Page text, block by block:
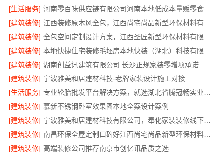
[生活服务]
河南零百味供应链有限公司河南本地低成本量贩零食全域盈利
[建筑装修]
[建筑装修]
[建筑装修]
[建筑装修] 湖南创益讯建筑有限公司 长沙正规家装零增项承诺
[建筑装修] 宁波雅美和居建材科技-老牌家装设计施工对接
[生活服务]
[建筑装修] 慕新不锈钢卧室效果图本地全案设计案例
[建筑装修]
宁波雅美和居建材科技有限公司，奉化家装装修线下门店地址
[建筑装修]
南昌环保全屋定制口碑好江西尚宅尚品新型环保材料有限公司
[建筑装修] 高端装修公司推荐南京市创亿讯品质之选